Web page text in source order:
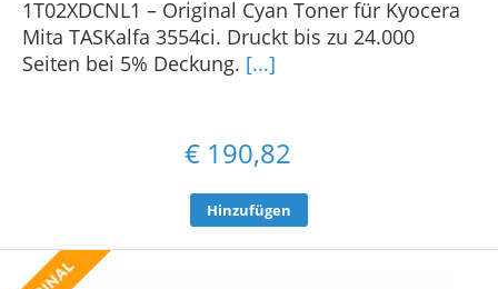
1T02XDCNL1 – Original Cyan Toner für Kyocera
Mita TASKalfa 3554ci. Druckt bis zu 24.000
Seiten bei 5% Deckung. [...]
€ 190,82
Hinzufügen